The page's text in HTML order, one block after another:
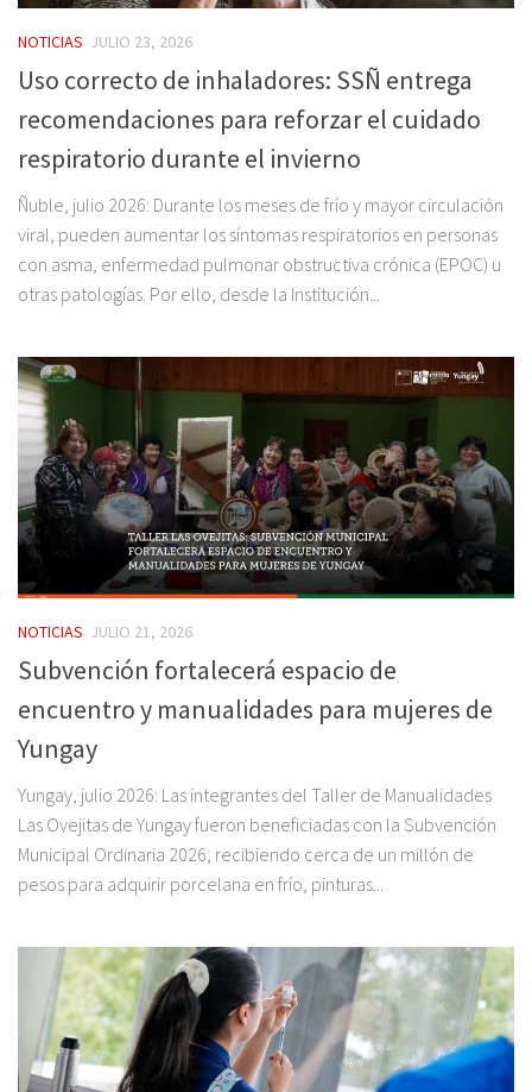
NOTICIAS JULIO 23, 2026
Uso correcto de inhaladores: SSÑ entrega
recomendaciones para reforzar el cuidado
respiratorio durante el invierno
Ñuble, julio 2026: Durante los meses de frío y mayor circulación
viral, pueden aumentar los síntomas respiratorios en personas
con asma, enfermedad pulmonar obstructiva crónica (EPOC) u
otras patologías. Por ello, desde la Institución...
NOTICIAS JULIO 21, 2026
Subvención fortalecerá espacio de
encuentro y manualidades para mujeres de
Yungay
Yungay, julio 2026: Las integrantes del Taller de Manualidades
Las Ovejitas de Yungay fueron beneficiadas con la Subvención
Municipal Ordinaria 2026, recibiendo cerca de un millón de
pesos para adquirir porcelana en frío, pinturas...